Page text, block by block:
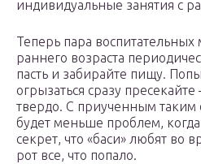
индивидуальные занятия с
Теперь пара воспитательных
раннего возраста
пасть и забирайте пищу.
огрызаться сразу пресекайте
твердо. С приученным
будет меньше проблем,
секрет, что «баси» любят во
рот все, что попало.